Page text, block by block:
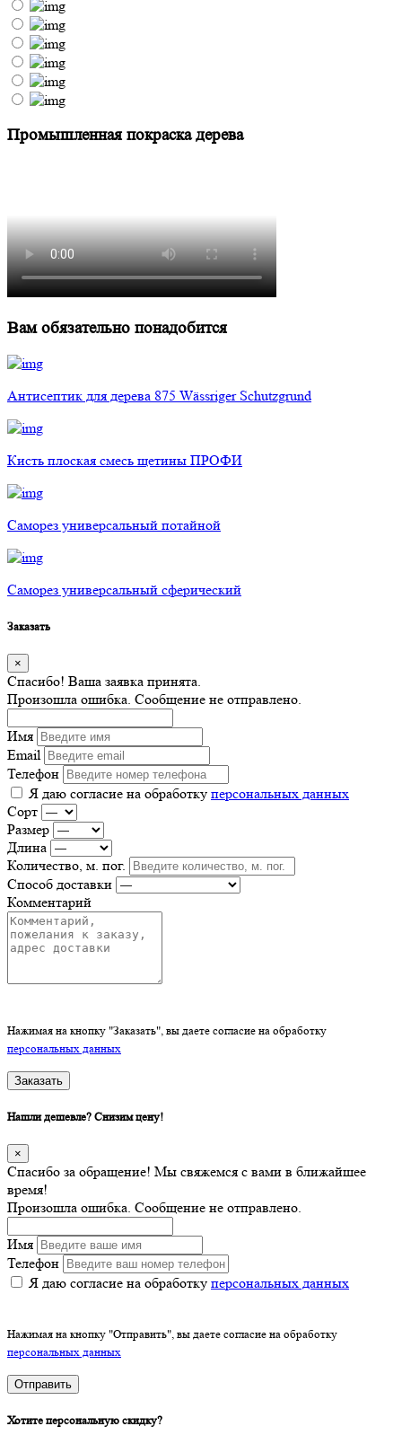
Промышленная покраска дерева
Вам обязательно понадобится
Антисептик для дерева 875 Wässriger Schutzgrund
Кисть плоская смесь щетины ПРОФИ
Саморез универсальный потайной
Саморез универсальный сферический
Заказать
×
Спасибо! Ваша заявка принята.
Произошла ошибка. Сообщение не отправлено.
Имя
Email
Телефон
Я даю согласие на обработку персональных данных
Сорт
Размер
Длина
Количество, м. пог.
Способ доставки
Комментарий
Нажимая на кнопку "Заказать", вы даете согласие на обработку
персональных данных
Заказать
Нашли дешевле? Снизим цену!
×
Спасибо за обращение! Мы свяжемся с вами в ближайшее
время!
Произошла ошибка. Сообщение не отправлено.
Имя
Телефон
Я даю согласие на обработку персональных данных
Нажимая на кнопку "Отправить", вы даете согласие на обработку
персональных данных
Отправить
Хотите персональную скидку?